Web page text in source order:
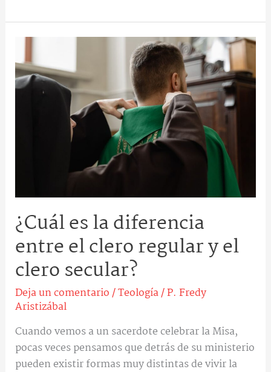
¿Cuál es la diferencia
entre el clero regular y el
clero secular?
Deja un comentario/Teología/P. Fredy
Aristizábal
Cuando vemos a un sacerdote celebrar la Misa,
pocas veces pensamos que detrás de su ministerio
pueden existir formas muy distintas de vivir la
es
la
diferencia
secular?